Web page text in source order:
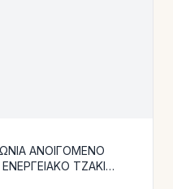
ΑΝΟΙΓΟΜΕΝΟ
ΤΖΑΚΙ